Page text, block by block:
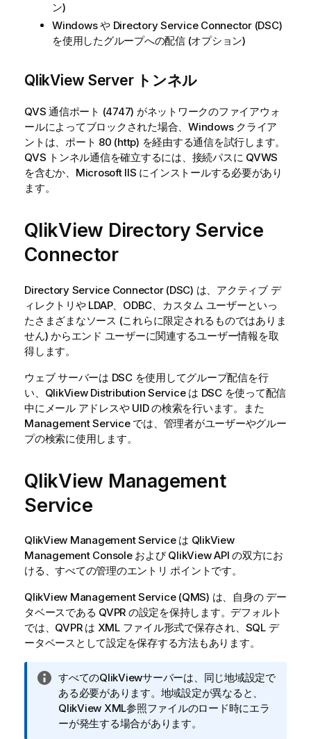
ン)
Windows や Directory Service Connector (DSC)
を使用したグループへの配信 (オプション)
QlikView Server トンネル
QVS 通信ポート (4747) がネットワークのファイアウォ
ールによってブロックされた場合、Windows クライア
ントは、ポート 80 (http) を経由する通信を試行します。
QVS トンネル通信を確立するには、接続パスに QVWS
を含むか、Microsoft IIS にインストールする必要があり
ます。
QlikView Directory Service
Connector
Directory Service Connector (DSC) は、アクティブ デ
ィレクトリや LDAP、ODBC、カスタム ユーザーといっ
たさまざまなソース (これらに限定されるものではありま
せん) からエンド ユーザーに関連するユーザー情報を取
得します。
ウェブ サーバーは DSC を使用してグループ配信を行
い、 QlikViewDistribution Service は DSC を使って配信
中にメール アドレスや UID の検索を行います。また
Management Service では、管理者がユーザーやグルー
プの検索に使用します。
QlikView Management
Service
QlikView Management Service は QlikView
Management Console および QlikView API の双方にお
ける、すべての管理のエントリ ポイントです。
QlikView Management Service (QMS) は、自身の デー
タベースである QVPR の設定を保持します。デフォルト
では、QVPR は XML ファイル形式で保存され、SQL デ
ータベースとして設定を保存する方法もあります。
情
報
メ
モ
すべてのQlikViewサーバーは、同じ地域設定で
ある必要があります。地域設定が異なると、
QlikView XML参照ファイルのロード時にエラ
ーが発生する場合があります。